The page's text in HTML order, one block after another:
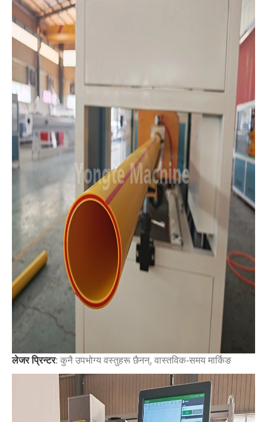
लेजर प्रिन्टर: कुनै उपभोग्य वस्तुहरू छैनन्, वास्तविक-समय मार्किङ